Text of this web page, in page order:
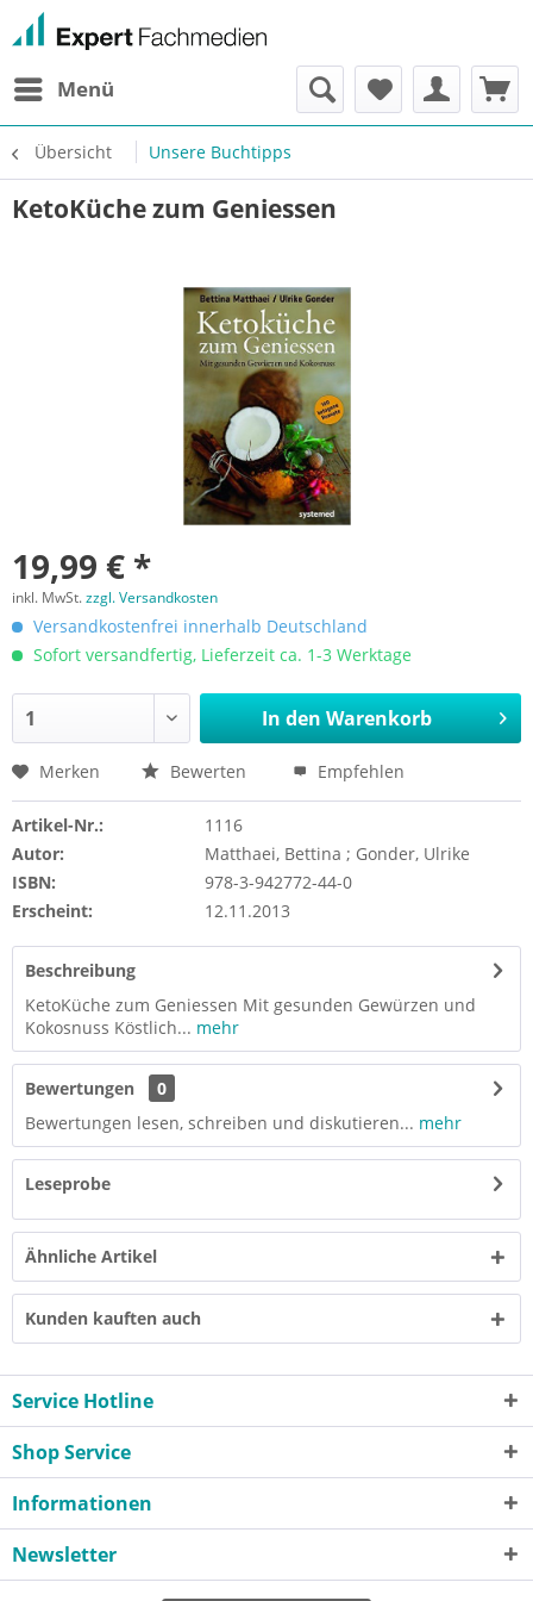
Menü
Übersicht Unsere Buchtipps
KetoKüche zum Geniessen
19,99 € *
inkl. MwSt.zzgl. Versandkosten
Versandkostenfrei innerhalb Deutschland
Sofort versandfertig, Lieferzeit ca. 1-3 Werktage
In den Warenkorb
Merken Bewerten Empfehlen
Artikel-Nr.:
1116
Autor:
Matthaei, Bettina ; Gonder, Ulrike
ISBN:
978-3-942772-44-0
Erscheint:
12.11.2013
Beschreibung
KetoKüche zum Geniessen Mit gesunden Gewürzen und
Kokosnuss Köstlich... mehr
Bewertungen
0
Bewertungen lesen, schreiben und diskutieren... mehr
Leseprobe
Ähnliche Artikel
Kunden kauften auch
Service Hotline
Shop Service
Informationen
Newsletter